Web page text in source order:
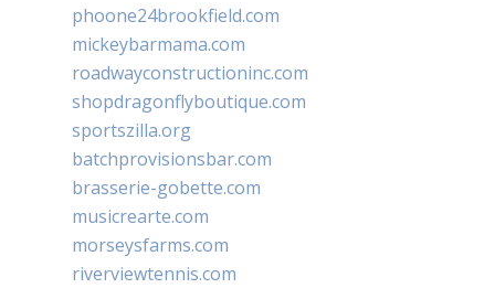
phoone24brookfield.com
mickeybarmama.com
roadwayconstructioninc.com
shopdragonflyboutique.com
sportszilla.org
batchprovisionsbar.com
brasserie-gobette.com
musicrearte.com
morseysfarms.com
riverviewtennis.com